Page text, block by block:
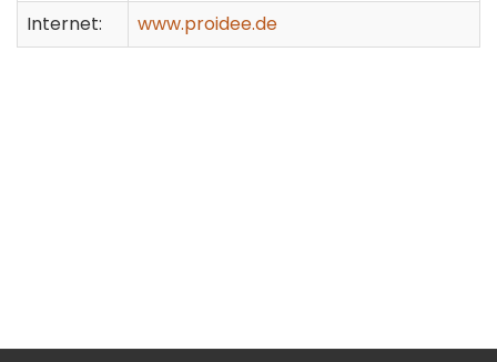
Internet:
www.proidee.de